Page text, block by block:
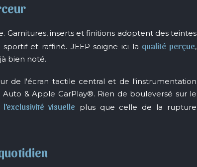
Garnitures, inserts et finitions adoptent des teintes
et raffiné. JEEP soigne ici la qualité perçue,
bien noté.
de l'écran tactile central et de l'instrumentation
& Apple CarPlay®. Rien de bouleversé sur le
l'exclusivité visuelle plus que celle de la rupture